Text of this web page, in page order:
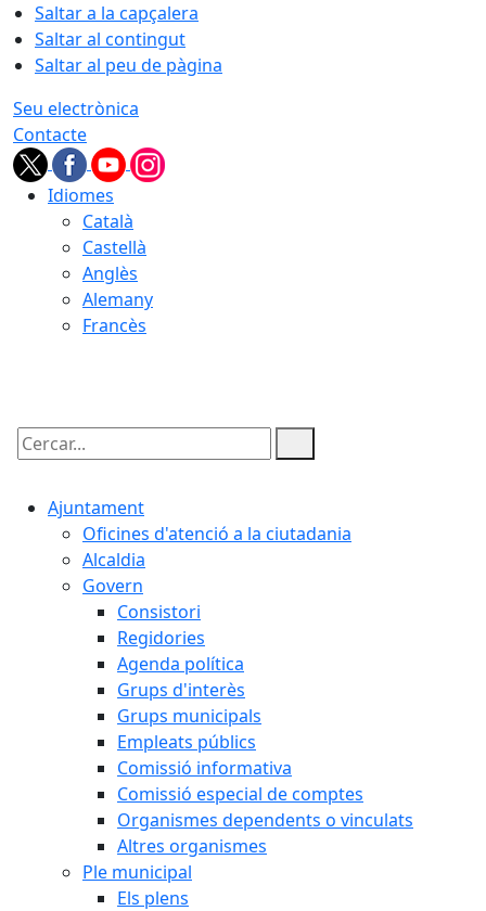
Saltar a la capçalera
Saltar al contingut
Saltar al peu de pàgina
Seu electrònica
Contacte
Idiomes
Català
Castellà
Anglès
Alemany
Francès
Cercar:
Ajuntament
Oficines d'atenció a la ciutadania
Alcaldia
Govern
Consistori
Regidories
Agenda política
Grups d'interès
Grups municipals
Empleats públics
Comissió informativa
Comissió especial de comptes
Organismes dependents o vinculats
Altres organismes
Ple municipal
Els plens